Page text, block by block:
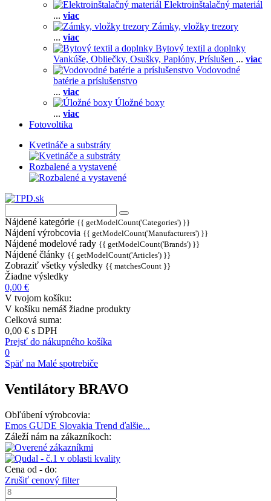
Elektroinštalačný materiál
... viac
Zámky, vložky trezory
... viac
Bytový textil a doplnky
Vankúše, Obliečky, Osušky, Paplóny, Príslušen ... viac
Vodovodné
batérie a príslušenstvo
... viac
Úložné boxy
... viac
Fotovoltika
Kvetináče a substráty
Rozbalené a vystavené
Nájdené kategórie {{ getModelCount('Categories') }}
Nájdení výrobcovia {{ getModelCount('Manufacturers') }}
Nájdené modelové rady {{ getModelCount('Brands') }}
Nájdené články {{ getModelCount('Articles') }}
Zobraziť všetky výsledky {{ matchesCount }}
Žiadne výsledky
0,00 €
V tvojom košíku:
V košíku nemáš žiadne produkty
Celková suma:
0,00 € s DPH
Prejsť do nákupného košíka
0
Späť na Malé spotrebiče
Ventilátory BRAVO
Obľúbení výrobcovia:
Emos GUDE Slovakia Trend ďalšie...
Záleží nám na zákazníkoch:
Cena od - do:
Zrušiť cenový filter